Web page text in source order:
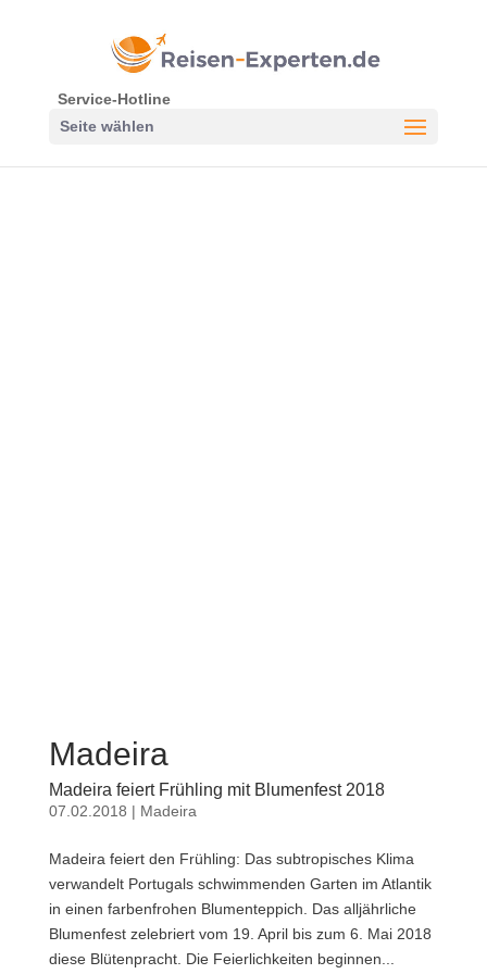
Service-Hotline
Seite wählen
Madeira
Madeira feiert Frühling mit Blumenfest 2018
07.02.2018 | Madeira
Madeira feiert den Frühling: Das subtropisches Klima
verwandelt Portugals schwimmenden Garten im Atlantik
in einen farbenfrohen Blumenteppich. Das alljährliche
Blumenfest zelebriert vom 19. April bis zum 6. Mai 2018
diese Blütenpracht. Die Feierlichkeiten beginnen...